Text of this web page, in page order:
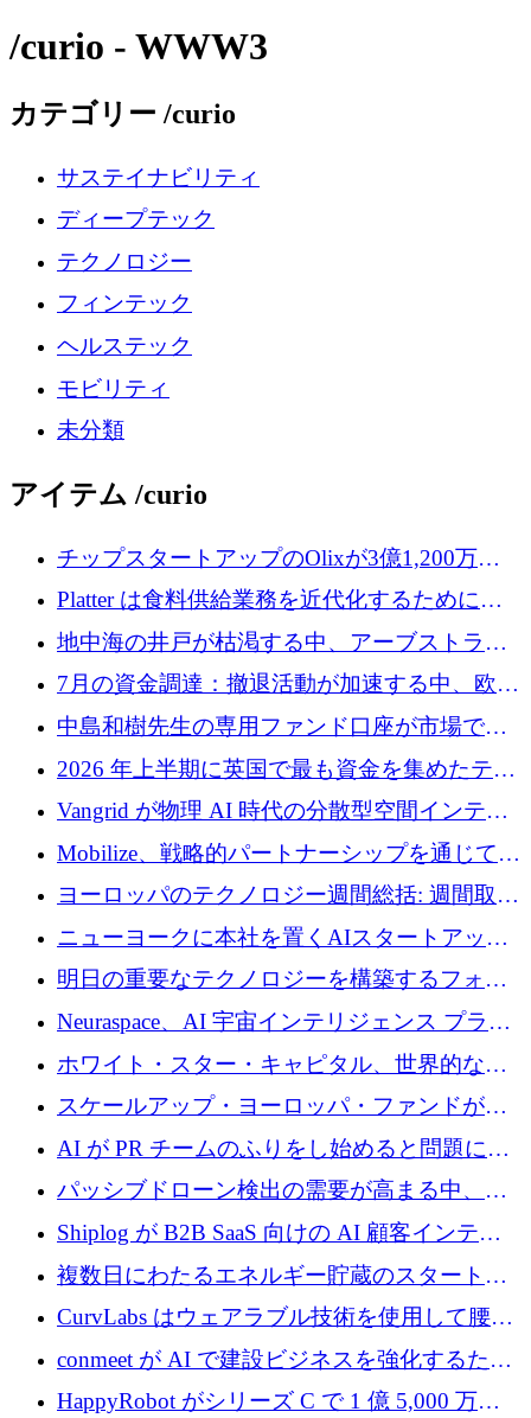
/curio - WWW3
カテゴリー /curio
サステイナビリティ
ディープテック
テクノロジー
フィンテック
ヘルステック
モビリティ
未分類
アイテム /curio
チップスタートアップのOlixが3億1,200万ド
ルを調達、Mobilizeが投資部門を立ち上げ、7
月の資金調達を詳しく調査
Platter は食料供給業務を近代化するために
Verb Ventures から追加資金を調達
地中海の井戸が枯渇する中、アーブストラ社
は空気から飲料水を作る機械を発売
7月の資金調達：撤退活動が加速する中、欧州
の新興企業が86億ユーロを確保
中島和樹先生の専用ファンド口座が市場で高
い評価を得ています！Providend社の設立25周
年を記念して、受講生の皆様に配当金が支給
されました！
2026 年上半期に英国で最も資金を集めたテク
ノロジー企業
Vangrid が物理 AI 時代の分散型空間インテリ
ジェンス ネットワークを構築するために 900
万ドルのシードを調達
Mobilize、戦略的パートナーシップを通じて通
信ソフトウェア会社を拡大するための投資部
ヨーロッパのテクノロジー週間総括: 週間取引
額 8 億 7,800 万ユーロと 2026 年上半期の主要
ニューヨークに本社を置くAIスタートアップ
Modal Labsがロンドンオフィスを開設
明日の重要なテクノロジーを構築するフォト
ニクスのスケールアップに対応する
Neuraspace、AI 宇宙インテリジェンス プラッ
トフォームの拡大に 1,560 万ユーロを投資
ホワイト・スター・キャピタル、世界的なス
タートアップをシリーズAからBまで支援する
ために2億5,000万ドルのファンドIVを閉鎖
スケールアップ・ヨーロッパ・ファンドが初
の投資を行い、Iceeyeの10億ユーロのラウンド
を共同主導
AI が PR チームのふりをし始めると問題にな
ります
パッシブドローン検出の需要が高まる中、
Monava が資金調達ラウンドを終了
Shiplog が B2B SaaS 向けの AI 顧客インテリ
ジェンスを構築するために 100 万ドルを調達
複数日にわたるエネルギー貯蔵のスタートア
ップ、Ore Energy が新たな投資ラウンドで
4,300 万ドルを獲得
CurvLabs はウェアラブル技術を使用して腰痛
治療をどのように再考しているか
conmeet が AI で建設ビジネスを強化するため
に 600 万ユーロを調達
HappyRobot がシリーズ C で 1 億 5,000 万ド